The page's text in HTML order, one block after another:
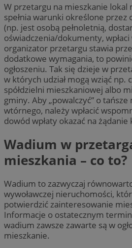
W przetargu na mieszkanie lokal
spełnia warunki określone
(np. jest osobą pełnoletnią,
oświadczenia/dokumenty, wpłaci
organizator przetargu stawia
dodatkowe wymagania, to
ogłoszeniu. Tak się dzieje w
w których udział mogą wziąć np.
spółdzielni mieszkaniowej albo
gminy. Aby „powalczyć” o
wtórnego, należy wpłacić
dowód wpłaty okazać na
Wadium w
mieszkania – co to?
Wadium to zazwyczaj
wywoławczej nieruchomości,
potwierdzić zainteresowanie
Informacje o ostatecznym
wadium zawsze zawarte są w
mieszkanie.